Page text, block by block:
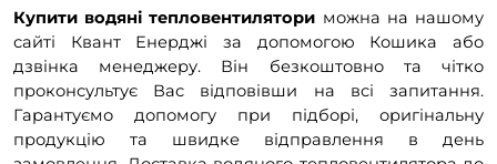
Купити водяні тепловентилятори можна на нашому
сайті Квант Енерджі за допомогою Кошика або
дзвінка менеджеру. Він безкоштовно та чітко
проконсультує Вас відповівши на всі запитання.
Гарантуємо допомогу при підборі, оригінальну
продукцію та швидке відправлення в день